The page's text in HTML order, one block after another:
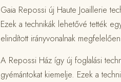
Gaia Repossi új Haute Joaillerie
Ezek a technikák lehetővé tették
elindított irányvonalnak
A Repossi Ház így új foglalási
gyémántokat kiemelje. Ezek a